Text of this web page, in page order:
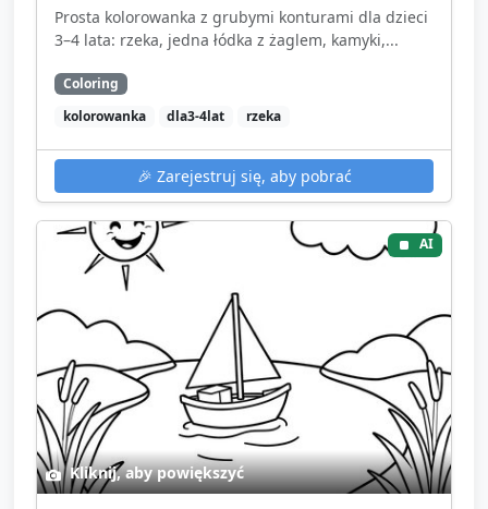
Prosta kolorowanka z grubymi konturami dla dzieci
3–4 lata: rzeka, jedna łódka z żaglem, kamyki,...
Coloring
kolorowanka
dla3-4lat rzeka
🎉 Zarejestruj się, aby pobrać
AI
Kliknij, aby powiększyć